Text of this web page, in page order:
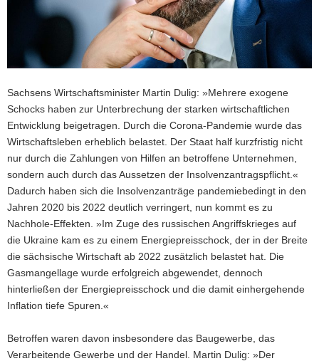
Sachsens Wirtschaftsminister Martin Dulig: »Mehrere exogene
Schocks haben zur Unterbrechung der starken wirtschaftlichen
Entwicklung beigetragen. Durch die Corona-Pandemie wurde das
Wirtschaftsleben erheblich belastet. Der Staat half kurzfristig nicht
nur durch die Zahlungen von Hilfen an betroffene Unternehmen,
sondern auch durch das Aussetzen der Insolvenzantragspflicht.«
Dadurch haben sich die Insolvenzanträge pandemiebedingt in den
Jahren 2020 bis 2022 deutlich verringert, nun kommt es zu
Nachhole-Effekten. »Im Zuge des russischen Angriffskrieges auf
die Ukraine kam es zu einem Energiepreisschock, der in der Breite
die sächsische Wirtschaft ab 2022 zusätzlich belastet hat. Die
Gasmangellage wurde erfolgreich abgewendet, dennoch
hinterließen der Energiepreisschock und die damit einhergehende
Inflation tiefe Spuren.«
Betroffen waren davon insbesondere das Baugewerbe, das
Verarbeitende Gewerbe und der Handel. Martin Dulig: »Der